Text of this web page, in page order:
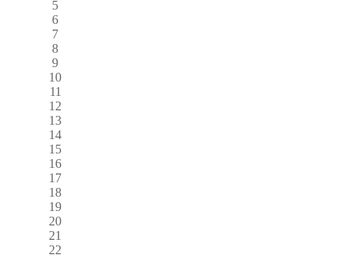
5
6
7
8
9
10
11
12
13
14
15
16
17
18
19
20
21
22